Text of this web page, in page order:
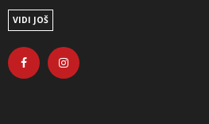
VIDI JOŠ